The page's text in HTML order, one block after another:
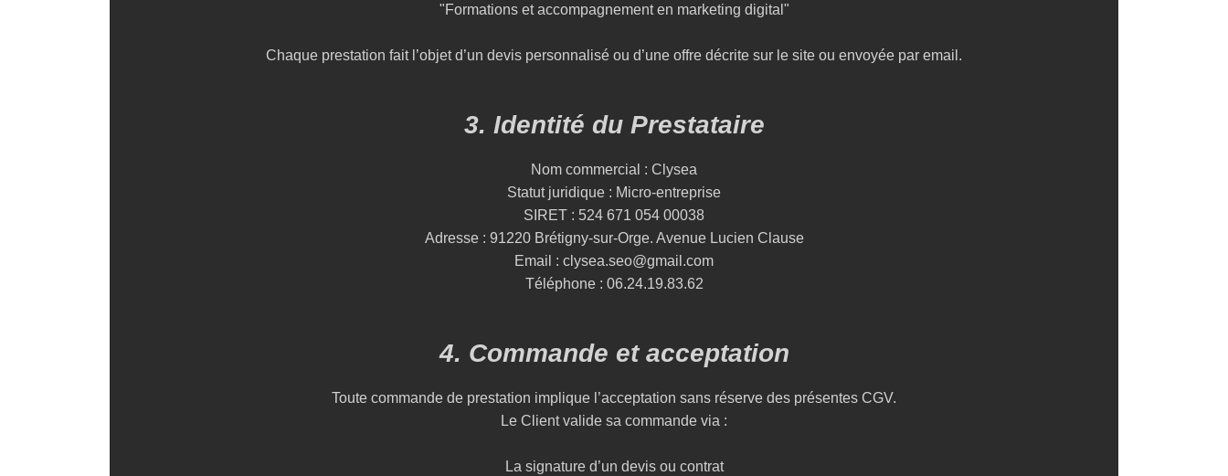
"Formations et accompagnement en marketing digital"
Chaque prestation fait l’objet d’un devis personnalisé ou d’une offre décrite sur le site ou envoyée par email.
3. Identité du Prestataire
Nom commercial : Clysea
Statut juridique : Micro-entreprise
SIRET : 524 671 054 00038
Adresse : 91220 Brétigny-sur-Orge. Avenue Lucien Clause
Email : clysea.seo@gmail.com
Téléphone : 06.24.19.83.62
4. Commande et acceptation
Toute commande de prestation implique l’acceptation sans réserve des présentes CGV.
Le Client valide sa commande via :
La signature d’un devis ou contrat